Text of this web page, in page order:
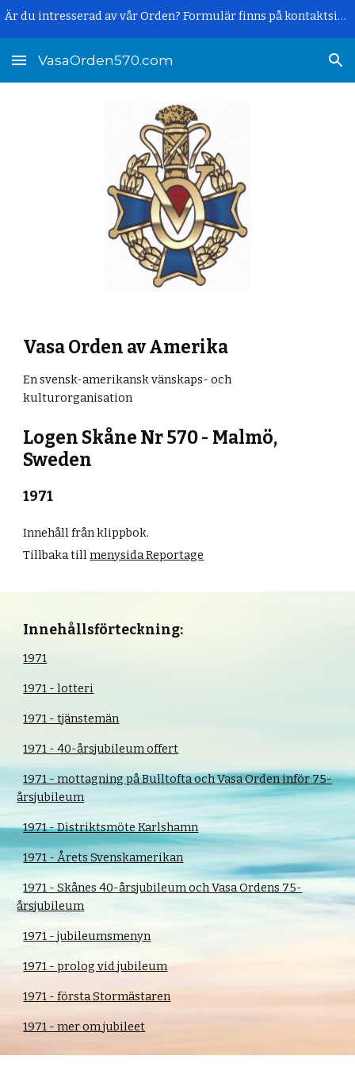
Är du intresserad av vår Orden? Formulär finns på kontaktsidan.
VasaOrden570.com
Vasa Orden av Amerika
En svensk-amerikansk vänskaps- och
kulturorganisation
Logen Skåne Nr 570 - Malmö,
Sweden
1971
Innehåll från klippbok.
Tillbaka tillmenysida Reportage
Innehållsförteckning:
1971
1971 - lotteri
1971 - tjänstemän
1971 - 40-årsjubileum offert
1971 - mottagning på Bulltofta och Vasa Orden inför 75-
årsjubileum
1971 - Distriktsmöte Karlshamn
1971 - Årets Svenskamerikan
1971 - Skånes 40-årsjubileum och Vasa Ordens 75-
årsjubileum
1971 - jubileumsmenyn
1971 - prolog vid jubileum
1971 - första Stormästaren
1971 - mer om jubileet